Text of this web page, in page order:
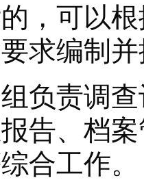
，可以
求编制
责调查
告、档
合工作。